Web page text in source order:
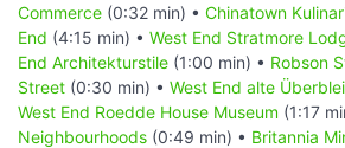
Commerce (0:32 min) • Chinatown
End (4:15 min) • West End Stratmore
End Architekturstile (1:00 min) • Robson
Street (0:30 min) • West End alte
West End Roedde House Museum (1:17
Neighbourhoods (0:49 min) • Britannia